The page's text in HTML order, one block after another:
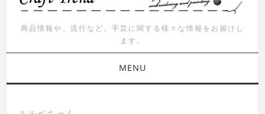
商品情報や、流行など。手芸に関する様々な情報をお届けし
ます。
MENU